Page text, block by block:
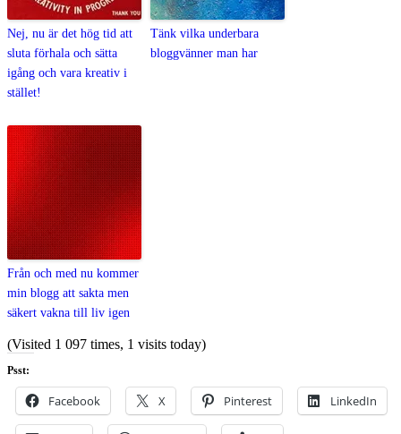
Nej, nu är det hög tid att
sluta förhala och sätta
igång och vara kreativ i
stället!
Tänk vilka underbara
bloggvänner man har
Från och med nu kommer
min blogg att sakta men
säkert vakna till liv igen
(Visited 1 097 times, 1 visits today)
Psst:
Facebook X Pinterest LinkedIn